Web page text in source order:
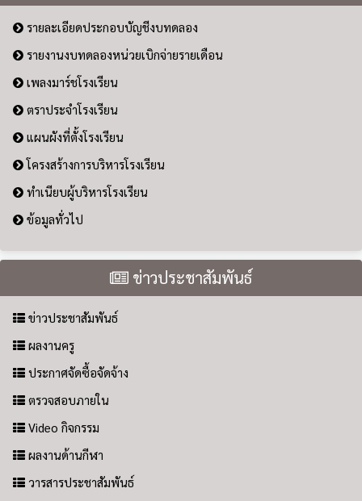
รายละเอียดประกอบบัญชีงบทดลอง
รายงานงบทดลองหน่วยเบิกจ่ายรายเดือน
เพลงมาร์ชโรงเรียน
ตราประจำโรงเรียน
แผนผังที่ตั้งโรงเรียน
โครงสร้างการบริหารโรงเรียน
ทำเนียบผู้บริหารโรงเรียน
ข้อมูลทั่วไป
ข่าวประชาสัมพันธ์
ข่าวประชาสัมพันธ์
ผลงานครู
ประกาศจัดซื้อจัดจ้าง
ตรวจสอบภายใน
Video กิจกรรม
ผลงานด้านกีฬา
วารสารประชาสัมพันธ์